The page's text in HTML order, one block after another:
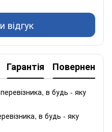
відгук
Гарантія Повернення
в будь - яку
в будь - яку